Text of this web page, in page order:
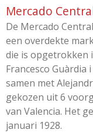
Mercado
De Mercado
een overdekte
die is opgetrokken
Francesco
samen met
gekozen uit 6
van Valencia. Het
januari 1928.